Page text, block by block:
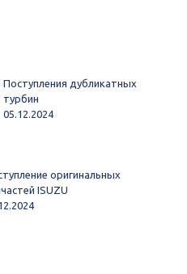
Поступления дубликатных
турбин
05.12.2024
оригинальных
ISUZU